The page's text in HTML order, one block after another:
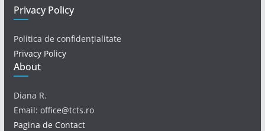
Privacy Policy
Politica de confidențialitate
Privacy Policy
About
Diana R.
Email: office@tcts.ro
Pagina de Contact